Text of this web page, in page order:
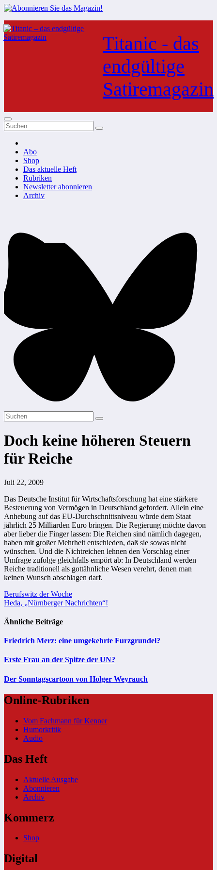
Zum
Inhalt
springen
Titanic - das
endgültige
Satiremagazin
Abo
Shop
Das aktuelle Heft
Rubriken
Newsletter abonnieren
Archiv
Doch keine höheren Steuern
für Reiche
Juli 22, 2009
Das Deutsche Institut für Wirtschaftsforschung hat eine stärkere
Besteuerung von Vermögen in Deutschland gefordert. Allein eine
Anhebung auf das EU-Durchschnittsniveau würde dem Staat
jährlich 25 Milliarden Euro bringen. Die Regierung möchte davon
aber lieber die Finger lassen: Die Reichen sind nämlich dagegen,
haben mit großer Mehrheit entschieden, daß sie sowas nicht
wünschen. Und die Nichtreichen lehnen den Vorschlag einer
Umfrage zufolge gleichfalls empört ab: In Deutschland werden
Reiche traditionell als gottähnliche Wesen verehrt, denen man
keinen Wunsch abschlagen darf.
Beitragsnavigation
Berufswitz der Woche
Heda, „Nürnberger Nachrichten“!
Ähnliche Beiträge
Friedrich Merz: eine umgekehrte Furzgrundel?
Erste Frau an der Spitze der UN?
Der Sonntagscartoon von Holger Weyrauch
Online-Rubriken
Vom Fachmann für Kenner
Humorkritik
Audio
Das Heft
Aktuelle Ausgabe
Abonnieren
Archiv
Kommerz
Shop
Digital